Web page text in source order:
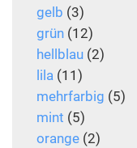
gelb (3)
grün (12)
hellblau (2)
lila (11)
mehrfarbig (5)
mint (5)
orange (2)